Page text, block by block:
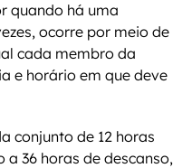
quando há uma
ocorre por meio de
cada membro da
e horário em que deve
conjunto de 12 horas
36 horas de descanso,